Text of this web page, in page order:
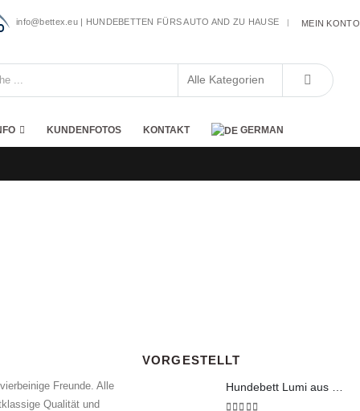
info@bettex.eu | HUNDEBETTEN FÜRS AUTO AND ZU HAUSE MEIN KONTO
KUNDENFOTOS KONTAKT GERMAN
Freunde. Alle
Qualität und
VORGESTELLT